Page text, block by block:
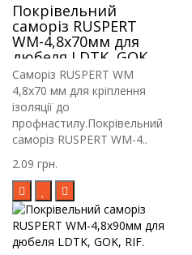
Покрівельний
саморіз RUSPERT
WM-4,8х70мм для
дюбеля LDTK, GOK,
RIF.
Саморіз RUSPERT WM
4,8х70 мм для кріплення
ізоляції до
профнастилу.Покрівельний
саморіз RUSPERT WM-4..
2.09 грн.